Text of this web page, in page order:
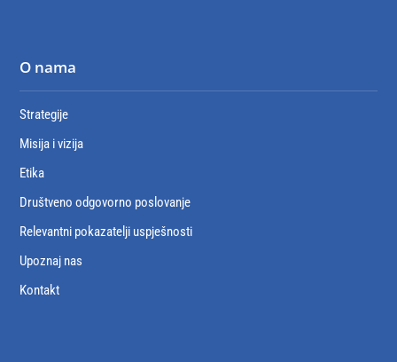
O nama
Strategije
Misija i vizija
Etika
Društveno odgovorno poslovanje
Relevantni pokazatelji uspješnosti
Upoznaj nas
Kontakt